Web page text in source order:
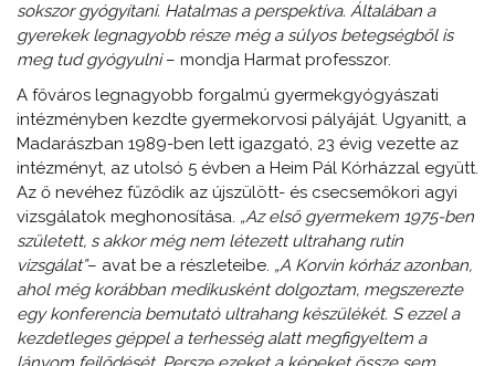
sokszor gyógyítani. Hatalmas a perspektíva. Általában a
gyerekek legnagyobb része még a súlyos betegségből is
meg tud gyógyulni– mondja Harmat professzor.
A főváros legnagyobb forgalmú gyermekgyógyászati
intézményben kezdte gyermekorvosi pályáját. Ugyanitt, a
Madarászban 1989-ben lett igazgató, 23 évig vezette az
intézményt, az utolsó 5 évben a Heim Pál Kórházzal együtt.
Az ő nevéhez fűződik az újszülött- és csecsemőkori agyi
vizsgálatok meghonosítása. „Az első gyermekem 1975-ben
született, s akkor még nem létezett ultrahang rutin
vizsgálat”– avat be a részleteibe. „A Korvin kórház azonban,
ahol még korábban medikusként dolgoztam, megszerezte
egy konferencia bemutató ultrahang készülékét. S ezzel a
kezdetleges géppel a terhesség alatt megfigyeltem a